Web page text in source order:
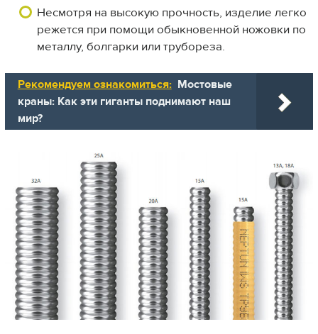
Несмотря на высокую прочность, изделие легко
режется при помощи обыкновенной ножовки по
металлу, болгарки или трубореза.
Рекомендуем ознакомиться: Мостовые
краны: Как эти гиганты поднимают наш
мир?